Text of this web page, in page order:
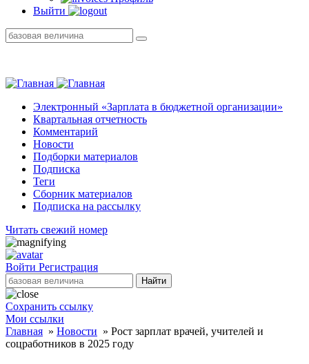
Выйти
Электронный «Зарплата в бюджетной организации»
Квартальная отчетность
Комментарий
Новости
Подборки материалов
Подписка
Теги
Сборник материалов
Подписка на рассылку
Читать свежий номер
Войти Регистрация
Найти
Сохранить ссылку
Мои ссылки
Главная » Новости » Рост зарплат врачей, учителей и
соцработников в 2025 году